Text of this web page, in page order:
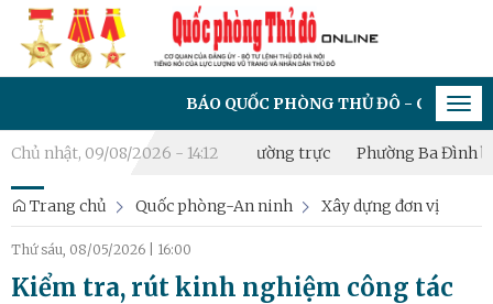
BÁO QUỐC PHÒNG THỦ ĐÔ - CƠ QUAN CỦA
Chủ nhật, 09/08/2026 - 14:12
Tiểu đội Dân quân thường trực Phường Ba Đình bồi dưỡng
Trang chủ Quốc phòng-An ninh Xây dựng đơn vị
Thứ sáu, 08/05/2026 16:00
Kiểm tra, rút kinh nghiệm công tác